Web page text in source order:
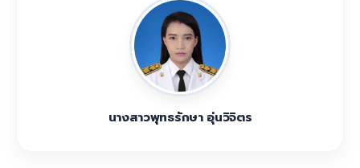
นางสาวพุทธรักษา อุ่นวิจิตร